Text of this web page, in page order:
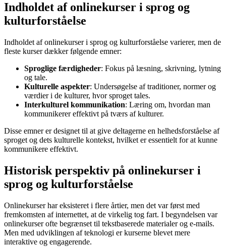
Indholdet af onlinekurser i sprog og
kulturforståelse
Indholdet af onlinekurser i sprog og kulturforståelse varierer, men de
fleste kurser dækker følgende emner:
Sproglige færdigheder: Fokus på læsning, skrivning, lytning
og tale.
Kulturelle aspekter: Undersøgelse af traditioner, normer og
værdier i de kulturer, hvor sproget tales.
Interkulturel kommunikation: Læring om, hvordan man
kommunikerer effektivt på tværs af kulturer.
Disse emner er designet til at give deltagerne en helhedsforståelse af
sproget og dets kulturelle kontekst, hvilket er essentielt for at kunne
kommunikere effektivt.
Historisk perspektiv på onlinekurser i
sprog og kulturforståelse
Onlinekurser har eksisteret i flere årtier, men det var først med
fremkomsten af internettet, at de virkelig tog fart. I begyndelsen var
onlinekurser ofte begrænset til tekstbaserede materialer og e-mails.
Men med udviklingen af teknologi er kurserne blevet mere
interaktive og engagerende.